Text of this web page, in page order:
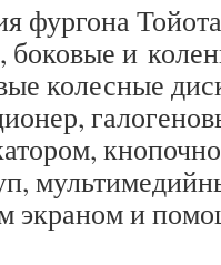
фургона
боковые и
колесные
и